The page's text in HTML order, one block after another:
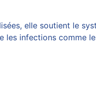
elle soutient le
les infections comme